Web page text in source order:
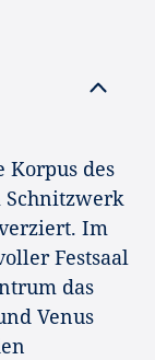
Korpus des
Schnitzwerk
Im
Festsaal
das
Venus